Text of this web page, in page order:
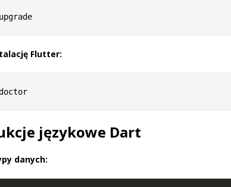
Flutter:
językowe Dart
danych: